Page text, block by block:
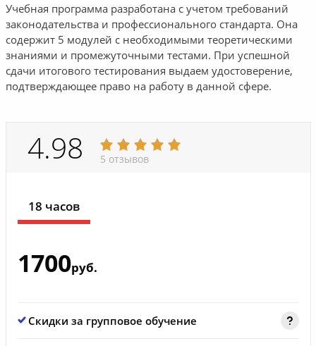
Учебная программа разработана с учетом требований
законодательства и профессионального стандарта. Она
содержит 5 модулей с необходимыми теоретическими
знаниями и промежуточными тестами. При успешной
сдачи итогового тестирования выдаем удостоверение,
подтверждающее право на работу в данной сфере.
4.98 5 отзывов
18 часов
1700руб.
Скидки за групповое обучение